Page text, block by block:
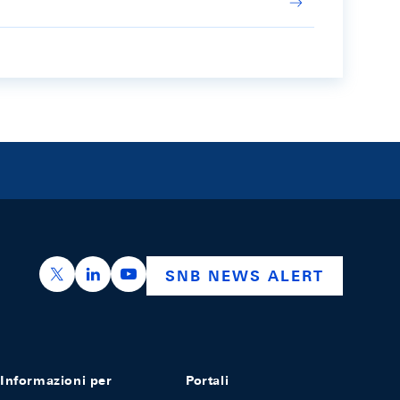
https://x.com/snb_bns
https://ch.linkedin.com/company/swiss-
https://www.youtube.com/
SNB NEWS ALERT
Informazioni per Portali